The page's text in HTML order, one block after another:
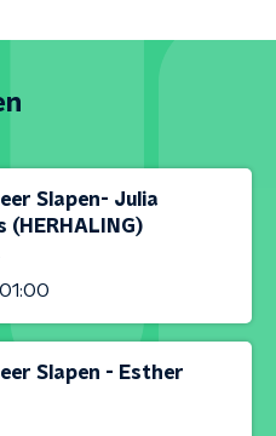
Slapen- Julia
(HERHALING)
Slapen - Esther